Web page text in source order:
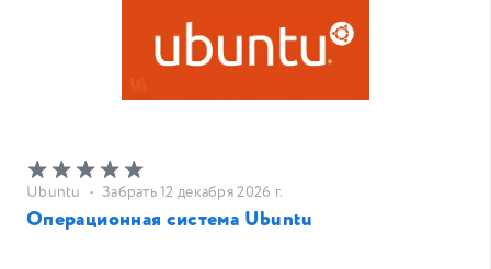
Ubuntu • Забрать 12 декабря 2026 г.
Операционная система Ubuntu